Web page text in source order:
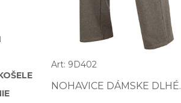
Art: 9D402
NOHAVICE DÁMSKE DLHÉ.